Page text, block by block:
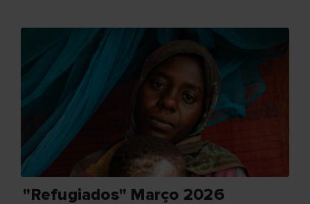
"Refugiados" Março 2026